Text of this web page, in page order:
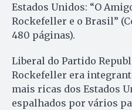
Estados Unidos: “O
Rockefeller e o Brasil”
480 páginas).
Liberal do Partido
Rockefeller era
mais ricas dos Estados
espalhados por vários